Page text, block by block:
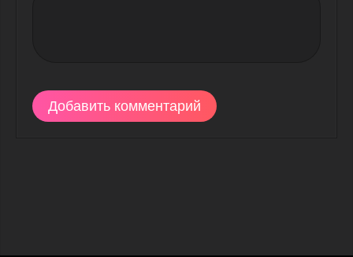
Добавить комментарий